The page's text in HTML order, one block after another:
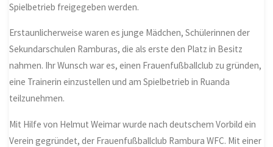
Spielbetrieb freigegeben werden.
Erstaunlicherweise waren es junge Mädchen, Schülerinnen der
Sekundarschulen Ramburas, die als erste den Platz in Besitz
nahmen. Ihr Wunsch war es, einen Frauenfußballclub zu gründen,
eine Trainerin einzustellen und am Spielbetrieb in Ruanda
teilzunehmen.
Mit Hilfe von Helmut Weimar wurde nach deutschem Vorbild ein
Verein gegründet, der Frauenfußballclub Rambura WFC. Mit einer